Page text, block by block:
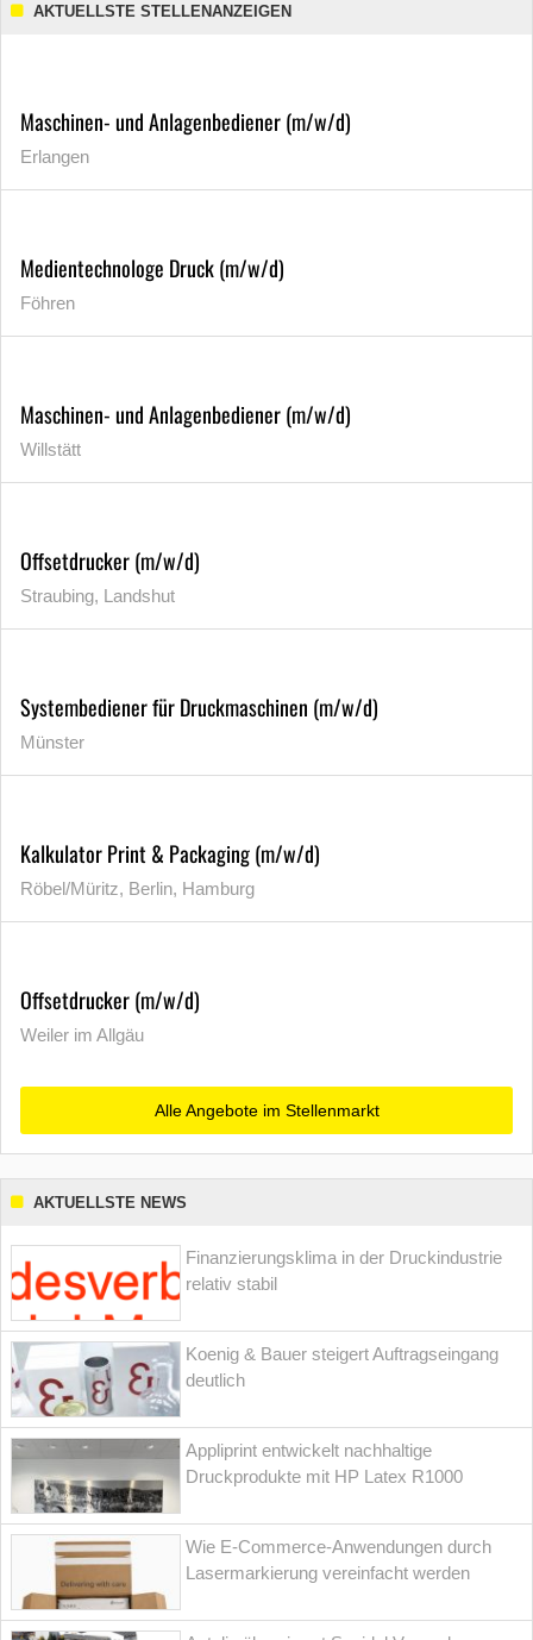
AKTUELLSTE STELLENANZEIGEN
Maschinen- und Anlagenbediener (m/w/d)
Erlangen
Medientechnologe Druck (m/w/d)
Föhren
Maschinen- und Anlagenbediener (m/w/d)
Willstätt
Offsetdrucker (m/w/d)
Straubing, Landshut
Systembediener für Druckmaschinen (m/w/d)
Münster
Kalkulator Print & Packaging (m/w/d)
Röbel/Müritz, Berlin, Hamburg
Offsetdrucker (m/w/d)
Weiler im Allgäu
Alle Angebote im Stellenmarkt
AKTUELLSTE NEWS
Finanzierungsklima in der Druckindustrie
relativ stabil
Koenig & Bauer steigert Auftragseingang
deutlich
Appliprint entwickelt nachhaltige
Druckprodukte mit HP Latex R1000
Wie E-Commerce-Anwendungen durch
Lasermarkierung vereinfacht werden